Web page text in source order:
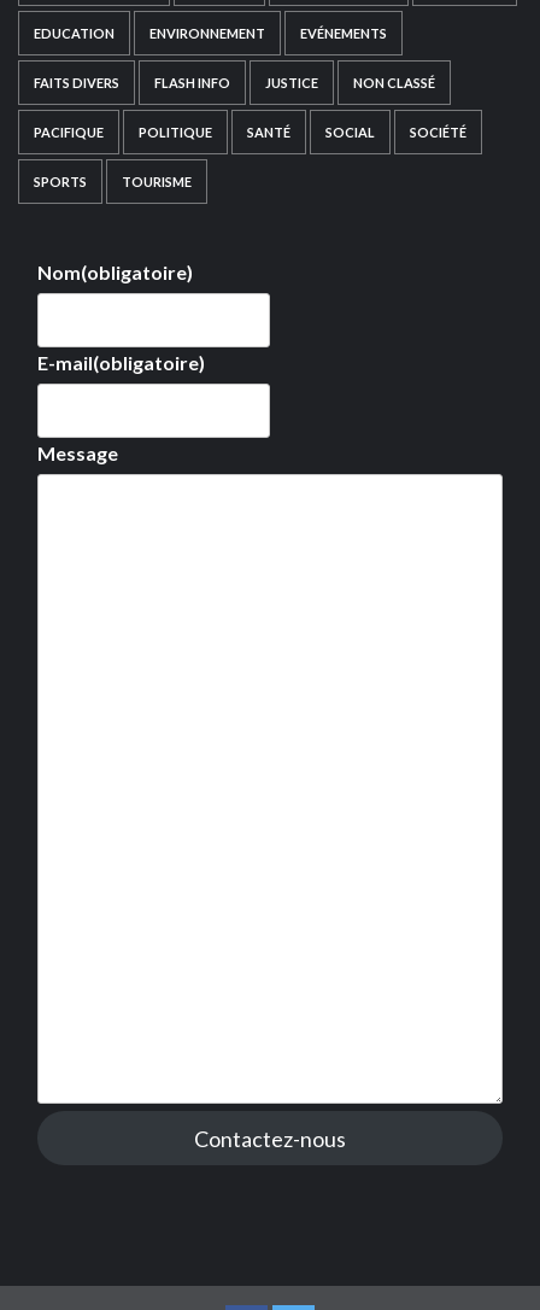
EDUCATION ENVIRONNEMENT EVÉNEMENTS
FAITS DIVERS FLASH INFO JUSTICE NON CLASSÉ
PACIFIQUE POLITIQUE SANTÉ SOCIAL SOCIÉTÉ
SPORTS TOURISME
Nom(obligatoire)
E-mail(obligatoire)
Message
Contactez-nous